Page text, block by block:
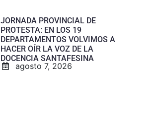
JORNADA PROVINCIAL DE
PROTESTA: EN LOS 19
DEPARTAMENTOS VOLVIMOS A
HACER OÍR LA VOZ DE LA
DOCENCIA SANTAFESINA
agosto 7, 2026